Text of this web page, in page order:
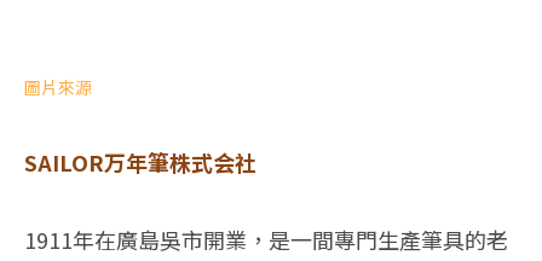
圖片來源
SAILOR万年筆株式会社
1911年在廣島吳市開業，是一間專門生產筆具的老